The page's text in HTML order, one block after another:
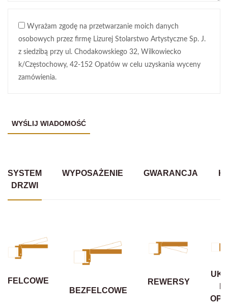
Wyrażam zgodę na przetwarzanie moich danych
osobowych przez firmę Lizurej Stolarstwo Artystyczne Sp. J.
z siedzibą przy ul. Chodakowskiego 32, Wilkowiecko
k/Częstochowy, 42-152 Opatów w celu uzyskania wyceny
zamówienia.
SYSTEM
DRZWI
WYPOSAŻENIE GWARANCJA
FELCOWE
BEZFELCOWE
REWERSY